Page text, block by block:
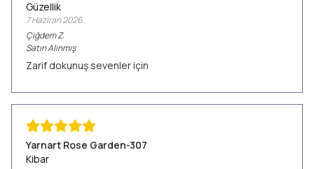
Güzellik
7 Haziran 2026
ÇiğdemZ.
Satın Alınmış
Zarif dokunuş sevenler için
Yarnart Rose Garden-307
Kibar